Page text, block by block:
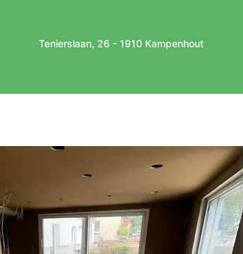
Tenierslaan, 26 - 1910 Kampenhout